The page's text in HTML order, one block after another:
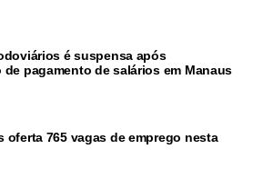
é suspensa após
de pagamento de salários em Manaus
oferta 765 vagas de emprego nesta